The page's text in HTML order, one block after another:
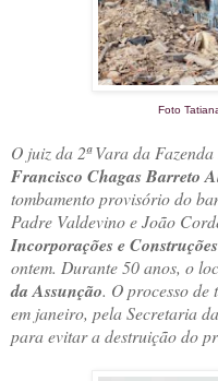
Foto
O juiz da 2ª Vara da
Francisco Chagas Barreto
tombamento provisório do
Padre Valdevino e João
Incorporações e Construções
ontem. Durante 50 anos, o
da Assunção. O processo
em janeiro, pela Secretaria
para evitar a destruição do